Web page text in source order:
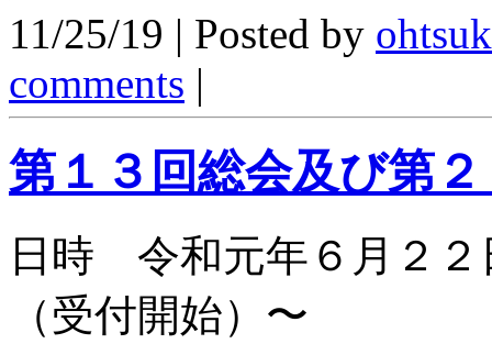
11/25/19 | Posted by
comments |
第１３回総会及び第
日時 令和元年６月２
（受付開始）〜